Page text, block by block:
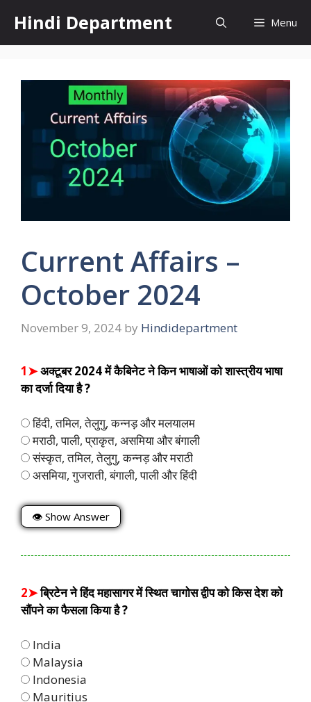
content
Hindi Department Menu
Current Affairs –
October 2024
November 9, 2024 by Hindidepartment
1➤अक्टूबर 2024 में कैबिनेट ने किन भाषाओं को शास्त्रीय भाषा
का दर्जा दिया है ?
हिंदी, तमिल, तेलुगु, कन्नड़ और मलयालम
मराठी, पाली, प्राकृत, असमिया और बंगाली
संस्कृत, तमिल, तेलुगु, कन्नड़ और मराठी
असमिया, गुजराती, बंगाली, पाली और हिंदी
👁 Show Answer
2➤ब्रिटेन ने हिंद महासागर में स्थित चागोस द्वीप को किस देश को
सौंपने का फैसला किया है ?
India
Malaysia
Indonesia
Mauritius